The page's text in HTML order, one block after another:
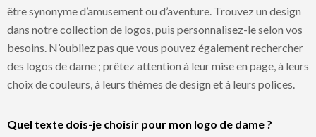
être synonyme d’amusement ou d’aventure. Trouvez un design
dans notre collection de logos, puis personnalisez-le selon vos
besoins. N’oubliez pas que vous pouvez également rechercher
des logos de dame ; prêtez attention à leur mise en page, à leurs
choix de couleurs, à leurs thèmes de design et à leurs polices.
Quel texte dois-je choisir pour mon logo de dame ?